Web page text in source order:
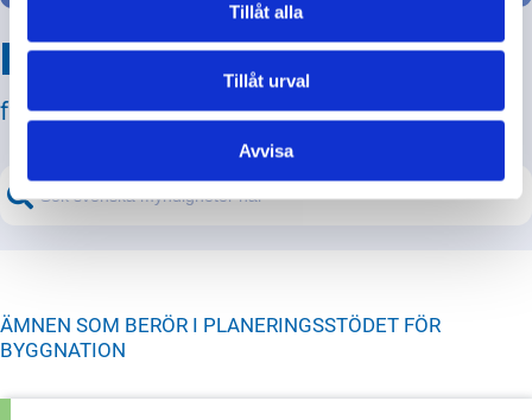
Tillåt alla
Tillåt urval
Avvisa
Hitta svar på din fråga
från svenska myndigheter!
ÄMNEN SOM BERÖR I PLANERINGSSTÖDET FÖR
BYGGNATION